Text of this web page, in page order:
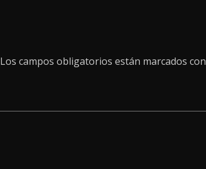
Los campos obligatorios están marcados con